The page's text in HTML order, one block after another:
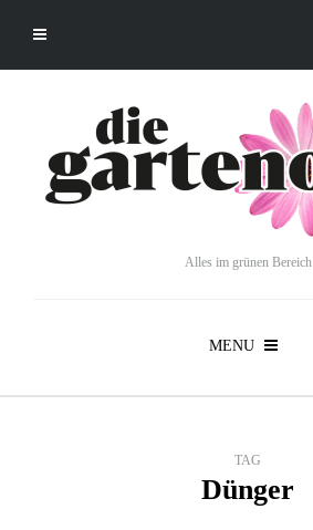
Alles im grünen Bereich
MENU
TAG
Dünger